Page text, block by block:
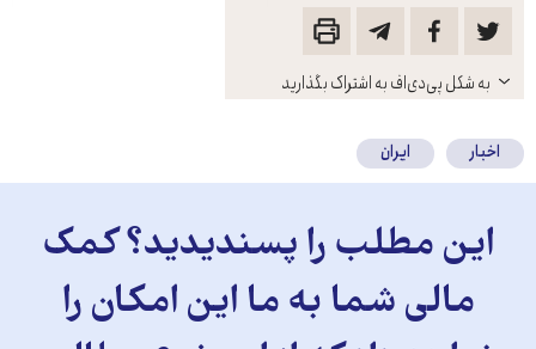
باز
کنید
به شکل پی‌دی‌اف به اشتراک بگذارید
اخبار ایران
این مطلب را پسندیدید؟ کمک
مالی شما به ما این امکان را